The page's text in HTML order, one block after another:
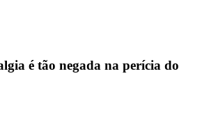
é tão negada na perícia do